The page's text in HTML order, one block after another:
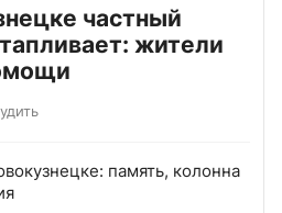
частный
жители
память, колонна